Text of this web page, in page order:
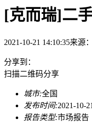
[克而瑞]二
2021-10-21 14:10:35来源：
分享到：
扫描二维码分享
城市:全国
发布时间:2021-10-21
报告类型:市场报告